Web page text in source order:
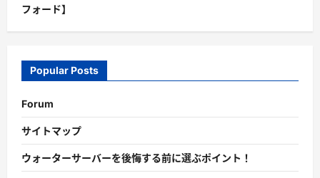
フォード】
Popular Posts
Forum
サイトマップ
ウォーターサーバーを後悔する前に選ぶポイント！